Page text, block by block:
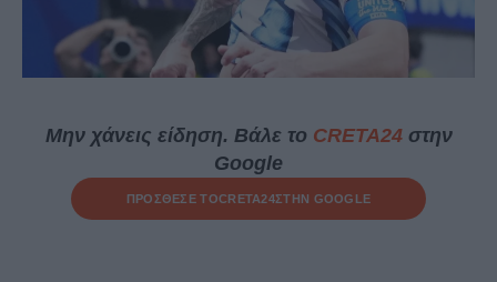
Μην χάνεις είδηση. Βάλε το CRETA24στην
Google
ΠΡΟΣΘΕΣΕ ΤΟCRETA24ΣΤΗΝ GOOGLE